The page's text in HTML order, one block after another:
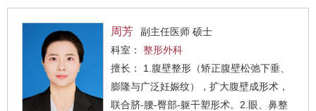
周芳
副主任医师 硕士
科室： 整形外科
擅长： 1.腹壁整形（矫正腹壁松弛下垂、
膨隆与广泛妊娠纹），扩大腹壁成形术，
联合脐-腰-臀部-躯干塑形术。2.眼、鼻整